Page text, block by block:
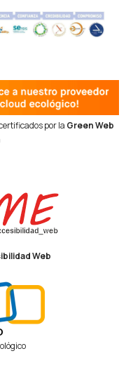
por la Green Web
Web